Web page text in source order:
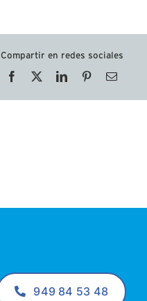
Compartir en redes sociales
Facebook LinkedInPinterestCorreo
949 84 53 48